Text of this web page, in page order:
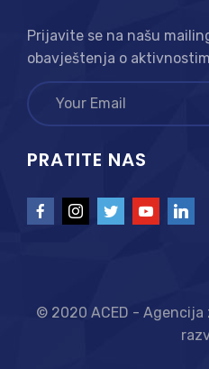
Prijavite se na našu
obavještenja o
PRATITE NAS
© 2020 ACED -